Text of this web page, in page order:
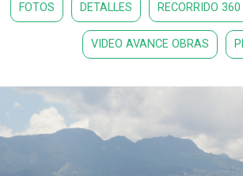
FOTOS DETALLES RECORRIDO 360
VIDEO AVANCE OBRAS